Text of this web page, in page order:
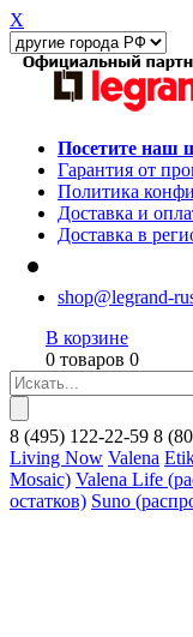
X
Посетите наш
Гарантия от
Политика
Доставка и
Доставка в
shop@legrand-
В корзине
0 товаров 0
8 (495) 122-22-59 8
Living Now Valena
Mosaic) Valena Life
остатков) Suno